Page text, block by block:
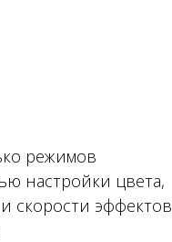
режимов
настройки цвета,
скорости эффектов